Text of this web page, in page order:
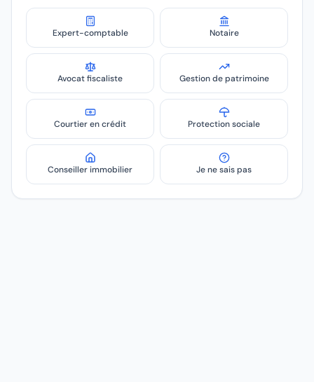
Expert-comptable Notaire
Avocat fiscaliste Gestion de patrimoine
Courtier en crédit Protection sociale
Conseiller immobilier Je ne sais pas